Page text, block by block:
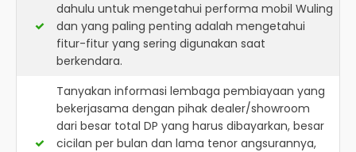
dahulu untuk mengetahui performa mobil Wuling
dan yang paling penting adalah mengetahui
fitur-fitur yang sering digunakan saat
berkendara.
Tanyakan informasi lembaga pembiayaan yang
bekerjasama dengan pihak dealer/showroom
dari besar total DP yang harus dibayarkan, besar
cicilan per bulan dan lama tenor angsurannya,